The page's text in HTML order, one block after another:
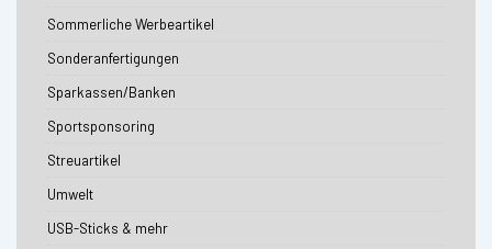
Sommerliche Werbeartikel
Sonderanfertigungen
Sparkassen/Banken
Sportsponsoring
Streuartikel
Umwelt
USB-Sticks & mehr